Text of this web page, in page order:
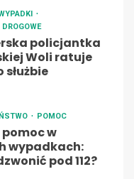
policjantka
Woli ratuje
służbie
POMOC
w
wypadkach:
pod 112?